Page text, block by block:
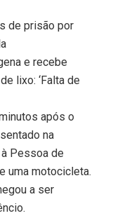
de prisão por
e recebe
lixo: ‘Falta de
após o
na
Pessoa de
uma motocicleta.
a ser